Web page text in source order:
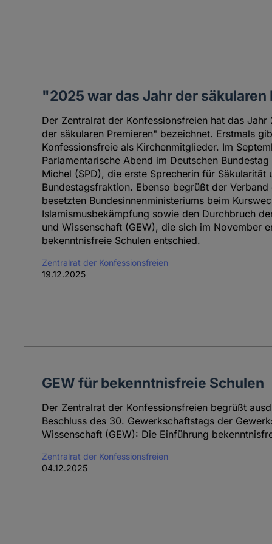
"2025 war das Jahr der säkularen
Der Zentralrat der Konfessionsfreien hat das
der säkularen Premieren" bezeichnet. Erstmals
Konfessionsfreie als Kirchenmitglieder. Im
Parlamentarische Abend im Deutschen
Michel (SPD), die erste Sprecherin für Säkularität
Bundestagsfraktion. Ebenso begrüßt der
besetzten Bundesinnenministeriums beim
Islamismusbekämpfung sowie den Durchbruch
und Wissenschaft (GEW), die sich im November
bekenntnisfreie Schulen entschied.
Zentralrat der Konfessionsfreien
19.12.2025
GEW für bekenntnisfreie Schulen
Der Zentralrat der Konfessionsfreien begrüßt
Beschluss des 30. Gewerkschaftstags der
Wissenschaft (GEW): Die Einführung
Zentralrat der Konfessionsfreien
04.12.2025